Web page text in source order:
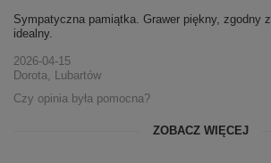
Sympatyczna pamiątka. Grawer piękny, zgodny
idealny.
2026-04-15
Dorota, Lubartów
Czy opinia była pomocna?
ZOBACZ WIĘCEJ